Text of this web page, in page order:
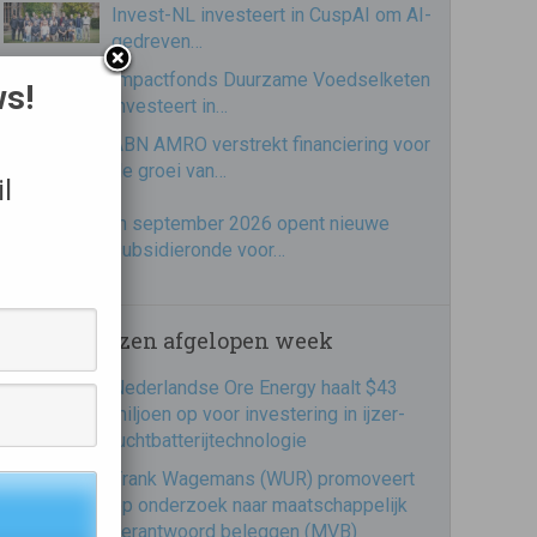
Invest-NL investeert in CuspAI om AI-
gedreven…
Impactfonds Duurzame Voedselketen
investeert in…
ABN AMRO verstrekt financiering voor
de groei van…
In september 2026 opent nieuwe
subsidieronde voor…
Meest gelezen afgelopen week
Nederlandse Ore Energy haalt $43
miljoen op voor investering in ijzer-
luchtbatterijtechnologie
Frank Wagemans (WUR) promoveert
op onderzoek naar maatschappelijk
verantwoord beleggen (MVB)